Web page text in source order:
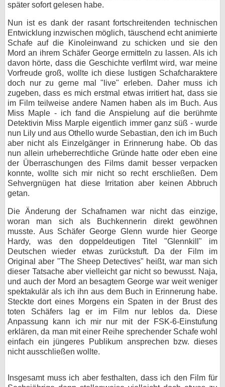
später sofort gelesen habe.
Nun ist es dank der rasant fortschreitenden technischen
Entwicklung inzwischen möglich, täuschend echt animierte
Schafe auf die Kinoleinwand zu schicken und sie den
Mord an ihrem Schäfer George ermitteln zu lassen. Als ich
davon hörte, dass die Geschichte verfilmt wird, war meine
Vorfreude groß, wollte ich diese lustigen Schafcharaktere
doch nur zu gerne mal "live" erleben. Daher muss ich
zugeben, dass es mich erstmal etwas irritiert hat, dass sie
im Film teilweise andere Namen haben als im Buch. Aus
Miss Maple - ich fand die Anspielung auf die berühmte
Detektivin Miss Marple eigentlich immer ganz süß - wurde
nun Lily und aus Othello wurde Sebastian, den ich im Buch
aber nicht als Einzelgänger in Erinnerung habe. Ob das
nun allein urheberrechtliche Gründe hatte oder eben eine
der Überraschungen des Films damit besser verpacken
konnte, wollte sich mir nicht so recht erschließen. Dem
Sehvergnügen hat diese Irritation aber keinen Abbruch
getan.
Die Änderung der Schafnamen war nicht das einzige,
woran man sich als Buchkennerin direkt gewöhnen
musste. Aus Schäfer George Glenn wurde hier George
Hardy, was den doppeldeutigen Titel "Glennkill" im
Deutschen wieder etwas zurückstuft. Da der Film im
Original aber "The Sheep Detectives" heißt, war man sich
dieser Tatsache aber vielleicht gar nicht so bewusst. Naja,
und auch der Mord an besagtem George war weit weniger
spektakulär als ich ihn aus dem Buch in Erinnerung habe.
Steckte dort eines Morgens ein Spaten in der Brust des
toten Schäfers lag er im Film nur leblos da. Diese
Anpassung kann ich mir nur mit der FSK-6-Einstufung
erklären, da man mit einer Reihe sprechender Schafe wohl
einfach ein jüngeres Publikum ansprechen bzw. dieses
nicht ausschließen wollte.
Insgesamt muss ich aber festhalten, dass ich den Film für